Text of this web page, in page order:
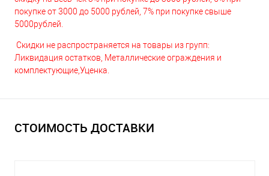
покупке от 3000 до 5000 рублей, 7% при покупке свыше
5000рублей.
Скидки не распространяется на товары из групп:
Ликвидация остатков, Металлические ограждения и
комплектующие,Уценка.
СТОИМОСТЬ ДОСТАВКИ